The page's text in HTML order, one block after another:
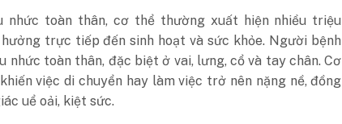
nhức toàn thân, cơ thể thường xuất hiện nhiều triệu
trực tiếp đến sinh hoạt và sức khỏe. Người bệnh
nhức toàn thân, đặc biệt ở vai, lưng, cổ và tay chân. Cơ
việc di chuyển hay làm việc trở nên nặng nề, đồng
uể oải, kiệt sức.